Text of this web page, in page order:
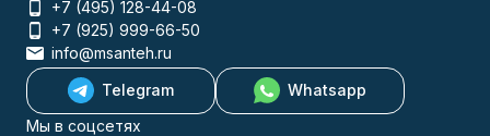
+7 (495) 128-44-08
+7 (925) 999-66-50
info@msanteh.ru
Telegram
Whatsapp
Мы в соцсетях